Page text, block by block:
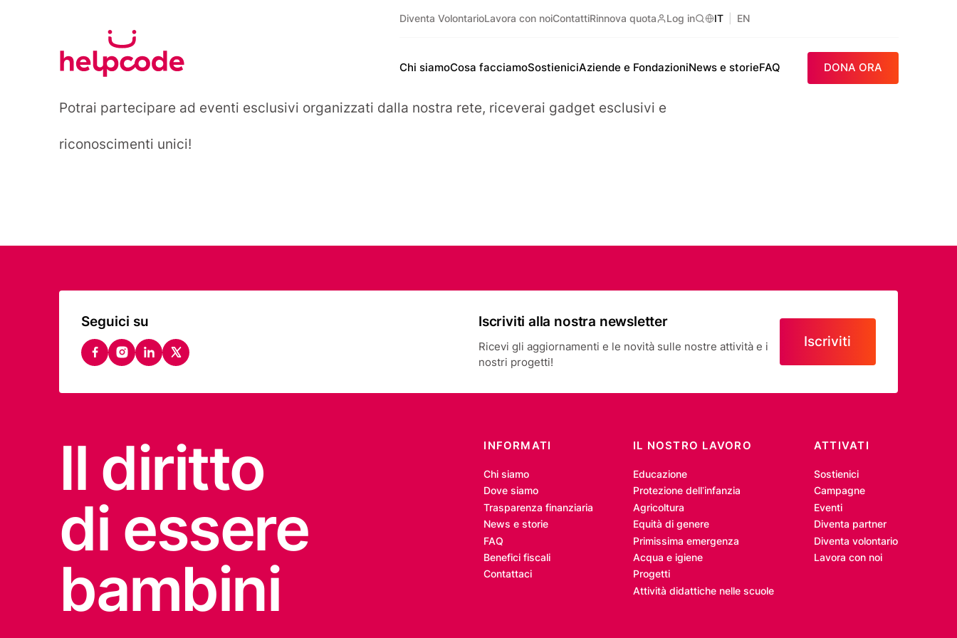
contenuto
Helpcode
Italia
Chi siamoCosa facciamoSostieniciAziende e FondazioniNews e storieFAQ DONA ORA
Diventa VolontarioLavora con noiContattiRinnova quota Log in
Ricerca
IT EN
Potrai partecipare ad eventi esclusivi organizzati dalla nostra rete, riceverai gadget esclusivi e
riconoscimenti unici!
Seguici su
facebook
instagram
linkedin
twitter
Iscriviti alla nostra newsletter
Ricevi gli aggiornamenti e le novità sulle nostre attività e i
nostri progetti!
Iscriviti
Il diritto
di essere
bambini
INFORMATI
Chi siamo
Dove siamo
Trasparenza finanziaria
News e storie
FAQ
Benefici fiscali
Contattaci
IL NOSTRO LAVORO
Educazione
Protezione dell’infanzia
Agricoltura
Equità di genere
Primissima emergenza
Acqua e igiene
Progetti
Attività didattiche nelle scuole
ATTIVATI
Sostienici
Campagne
Eventi
Diventa partner
Diventa volontario
Lavora con noi